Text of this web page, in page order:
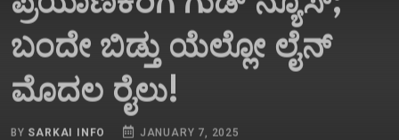
ಬಂದೇ ಬಿಡ್ತು ಯೆಲ್ಲೋ ಲೈನ್
ಮೊದಲ ರೈಲು!
JANUARY 7, 2025